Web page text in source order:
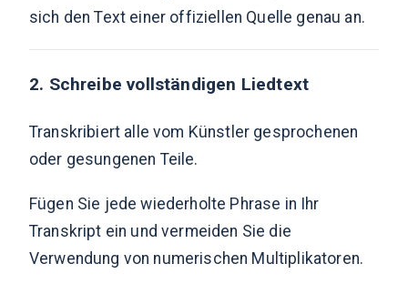
sich den Text einer offiziellen Quelle genau an.
2. Schreibe vollständigen Liedtext
Transkribiert alle vom Künstler gesprochenen
oder gesungenen Teile.
Fügen Sie jede wiederholte Phrase in Ihr
Transkript ein und vermeiden Sie die
Verwendung von numerischen Multiplikatoren.